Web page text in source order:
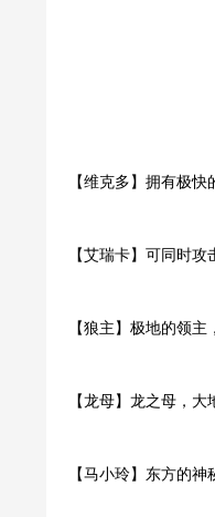
【维克多】拥有极
【艾瑞卡】可同时
【狼主】极地的领
【龙母】龙之母，
【马小玲】东方的